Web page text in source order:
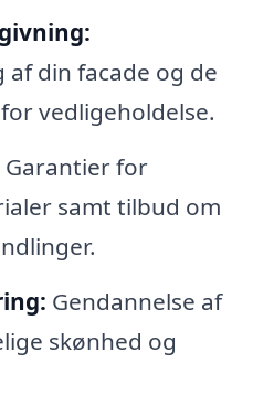
din facade og de
vedligeholdelse.
Garantier for
samt tilbud om
Gendannelse af
skønhed og